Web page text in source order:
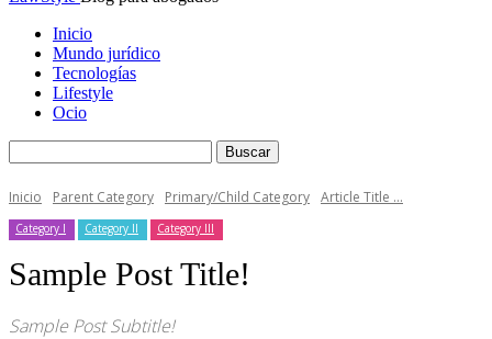
Inicio
Mundo jurídico
Tecnologías
Lifestyle
Ocio
Inicio Parent Category Primary/Child Category Article Title ...
Category I Category II Category III
Sample Post Title!
Sample Post Subtitle!